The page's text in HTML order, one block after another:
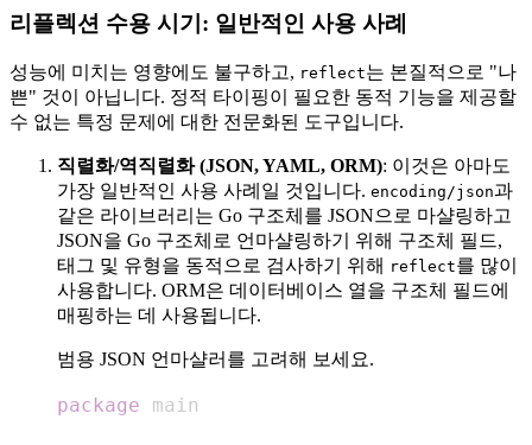
리플렉션 수용 시기: 일반적인 사용 사례
성능에 미치는 영향에도 불구하고, reflect는 본질적으로 "나
쁜" 것이 아닙니다. 정적 타이핑이 필요한 동적 기능을 제공할
수 없는 특정 문제에 대한 전문화된 도구입니다.
직렬화/역직렬화 (JSON, YAML, ORM): 이것은 아마도
가장 일반적인 사용 사례일 것입니다. encoding/json과
같은 라이브러리는 Go 구조체를 JSON으로 마샬링하고
JSON을 Go 구조체로 언마샬링하기 위해 구조체 필드,
태그 및 유형을 동적으로 검사하기 위해 reflect를 많이
사용합니다. ORM은 데이터베이스 열을 구조체 필드에
매핑하는 데 사용됩니다.
범용 JSON 언마샬러를 고려해 보세요.
package